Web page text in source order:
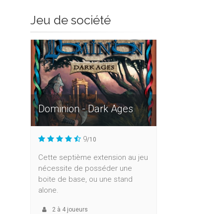
Jeu de société
Dominion - Dark Ages
9/10
Cette septième extension au jeu
nécessite de posséder une
boite de base, ou une stand
alone.
2 à 4 joueurs